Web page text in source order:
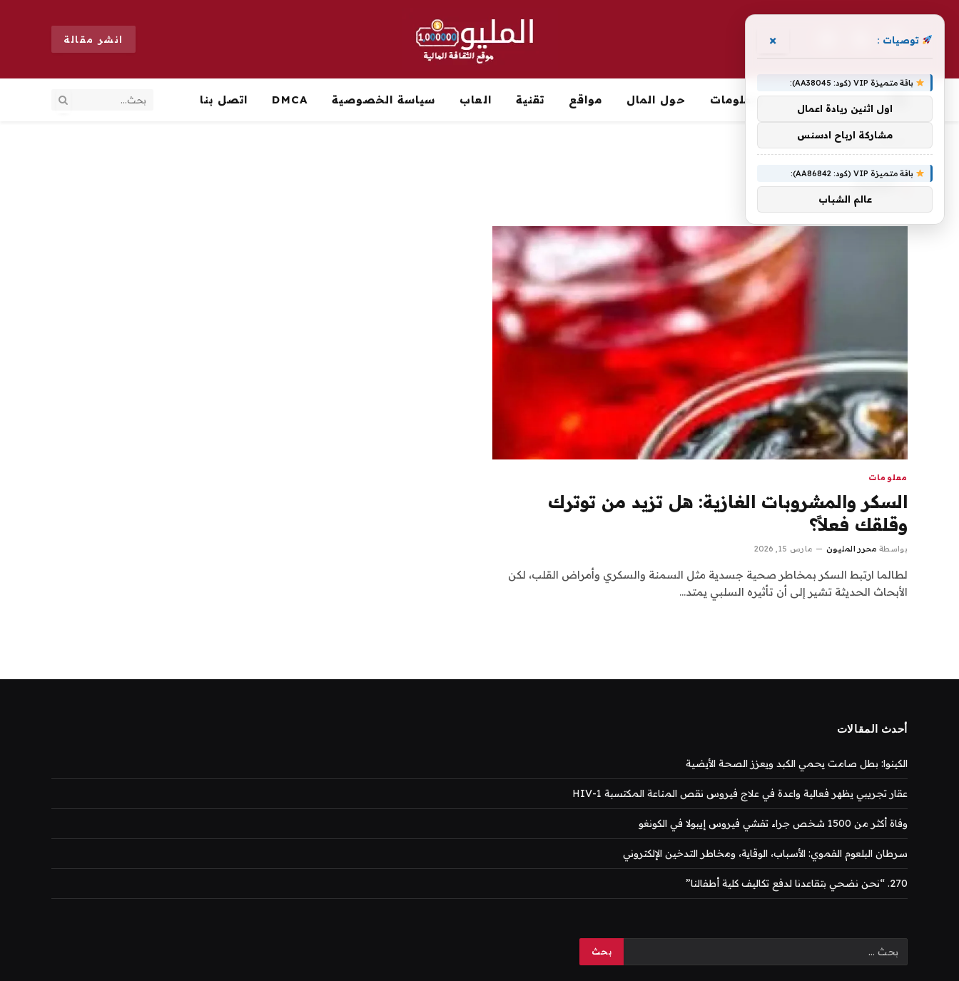
فيسبوك
(Twitter)
انشر مقالة
معلومات حول المال مواقع تقنية العاب سياسة الخصوصية DMCA اتصل بنا
الرئيسية » الغازية
الغازية
معلومات
السكر والمشروبات الغازية: هل تزيد من توترك
وقلقك فعلاً؟
بواسطة محرر المليون مارس 15, 2026
لطالما ارتبط السكر بمخاطر صحية جسدية مثل السمنة والسكري وأمراض القلب، لكن
الأبحاث الحديثة تشير إلى أن تأثيره السلبي يمتد…
أحدث المقالات
الكينوا: بطل صامت يحمي الكبد ويعزز الصحة الأيضية
عقار تجريبي يظهر فعالية واعدة في علاج فيروس نقص المناعة المكتسبة HIV-1
وفاة أكثر من 1500 شخص جراء تفشي فيروس إيبولا في الكونغو
سرطان البلعوم الفموي: الأسباب، الوقاية، ومخاطر التدخين الإلكتروني
270. “نحن نضحي بتقاعدنا لدفع تكاليف كلية أطفالنا”
توصيات : ×
باقة متميزة VIP (كود: AA38045):
اول اثنين ريادة اعمال
مشاركة ارباح ادسنس
باقة متميزة VIP (كود: AA86842):
عالم الشباب